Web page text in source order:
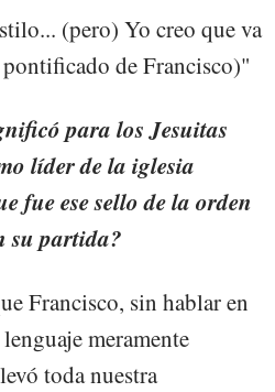
(pero) Yo creo que va
de Francisco)"
para los Jesuitas
líder de la iglesia
fue ese sello de la orden
su partida?
Francisco, sin hablar en
meramente
toda nuestra